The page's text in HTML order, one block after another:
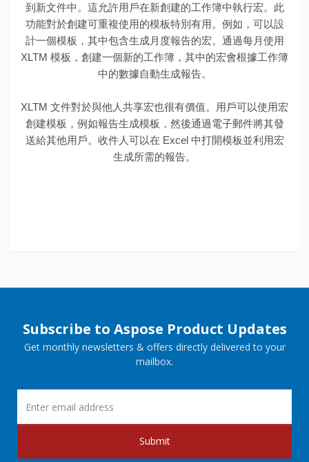
到新文件中。這允許用戶在新創建的工作簿中執行宏。此
功能對於創建可重複使用的模板特別有用。例如，可以設
計一個模板，其中包含生成月度報告的宏。通過每月使用
XLTM 模板，創建一個新的工作簿，其中的宏會根據工作簿
中的數據自動生成報告。
XLTM 文件對於與他人共享宏也很有價值。用戶可以使用宏
創建模板，例如報告生成模板，然後通過電子郵件將其發
送給其他用戶。收件人可以在 Excel 中打開模板並利用宏
生成所需的報告。
Subscribe to Aspose Product Updates
Get monthly newsletters & offers directly delivered to your
mailbox.
Submit